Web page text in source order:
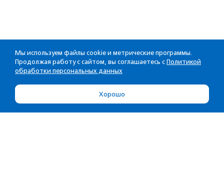
Мы используем файлы cookie и метрические программы.
Продолжая работу с сайтом, вы соглашаетесь с Политикой
обработки персональных данных
Хорошо